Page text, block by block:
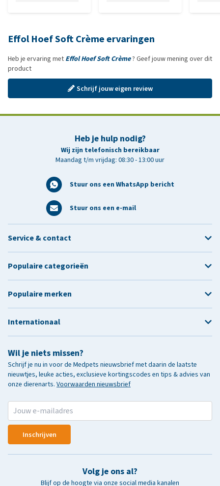
Effol Hoef Soft Crème ervaringen
Heb je ervaring met Effol Hoef Soft Crème? Geef jouw mening over dit
product
Schrijf jouw eigen review
Heb je hulp nodig?
Wij zijn telefonisch bereikbaar
Maandag t/m vrijdag: 08:30 - 13:00 uur
Stuur ons een WhatsApp bericht
Stuur ons een e-mail
Wil je niets missen?
Schrijf je nu in voor de Medpets nieuwsbrief met daarin de laatste
nieuwtjes, leuke acties, exclusieve kortingscodes en tips & advies van
onze dierenarts. Voorwaarden nieuwsbrief
Inschrijven
Volg je ons al?
Blijf op de hoogte via onze social media kanalen
Service & contact
Populaire categorieën
Populaire merken
Internationaal